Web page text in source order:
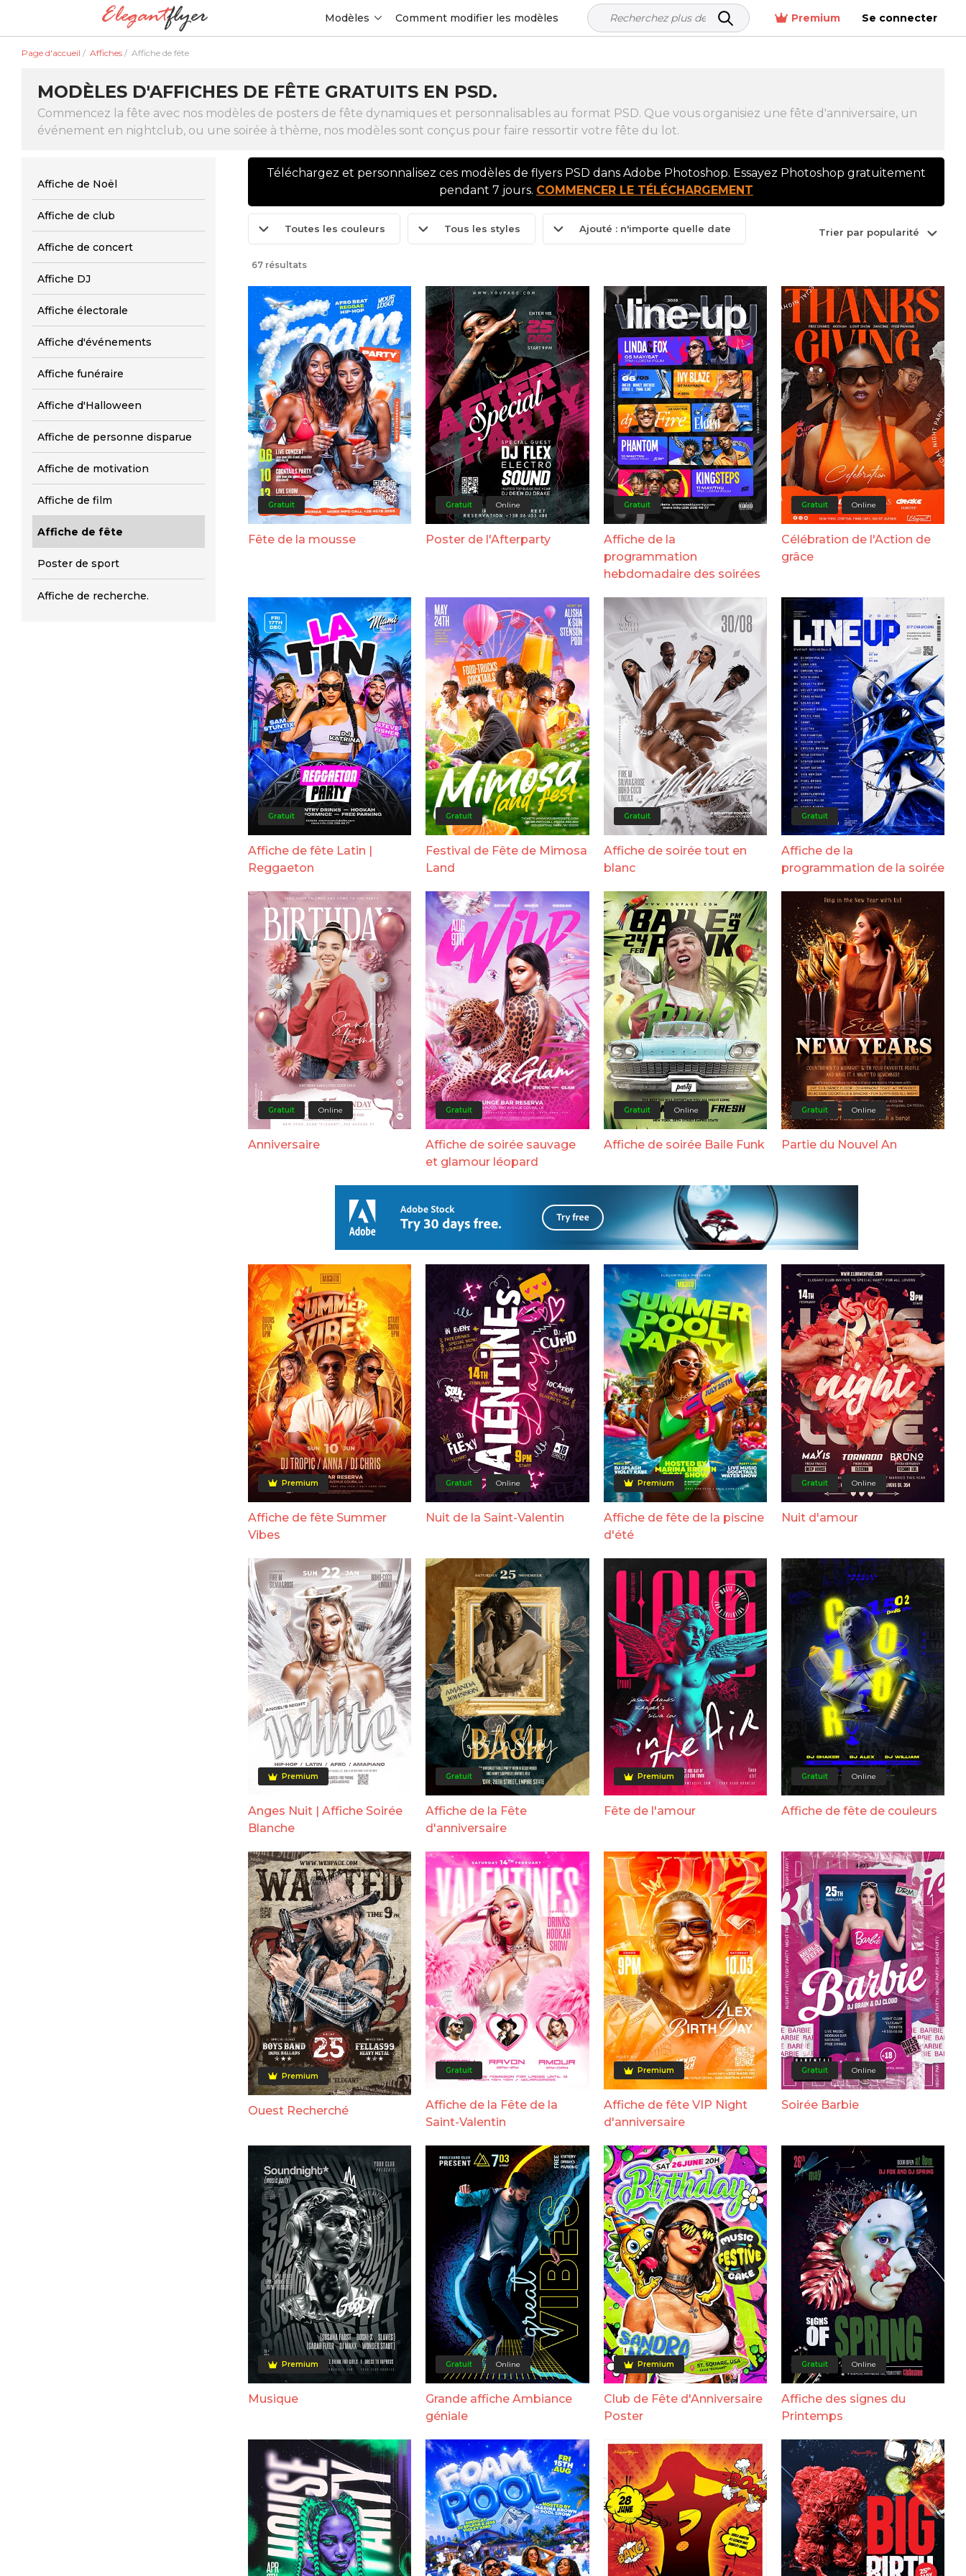
Modèles Comment modifier les modèles Premium Se connecter
Page d'accueil / Affiches / Affiche de fête
MODÈLES D'AFFICHES DE FÊTE GRATUITS EN PSD.
Commencez la fête avec nos modèles de posters de fête dynamiques et personnalisables au format PSD. Que vous organisiez une fête d'anniversaire, un
événement en nightclub, ou une soirée à thème, nos modèles sont conçus pour faire ressortir votre fête du lot.
Affiche de Noël
Affiche de club
Affiche de concert
Affiche DJ
Affiche électorale
Affiche d'événements
Affiche funéraire
Affiche d'Halloween
Affiche de personne disparue
Affiche de motivation
Affiche de film
Affiche de fête
Poster de sport
Affiche de recherche.
Téléchargez et personnalisez ces modèles de flyers PSD dans Adobe Photoshop. Essayez Photoshop gratuitement
pendant 7 jours. COMMENCER LE TÉLÉCHARGEMENT
Toutes les couleurs Tous les styles Ajouté : n'importe quelle date Trier par popularité
67 résultats
Gratuit
Fête de la mousse
Gratuit Online
Poster de l'Afterparty
Gratuit
Affiche de la
programmation
hebdomadaire des soirées
Gratuit Online
Célébration de l'Action de
grâce
Gratuit
Affiche de fête Latin |
Reggaeton
Gratuit
Festival de Fête de Mimosa
Land
Gratuit
Affiche de soirée tout en
blanc
Gratuit
Affiche de la
programmation de la soirée
Gratuit Online
Anniversaire
Gratuit
Affiche de soirée sauvage
et glamour léopard
Gratuit Online
Affiche de soirée Baile Funk
Gratuit Online
Partie du Nouvel An
Premium
Affiche de fête Summer
Vibes
Gratuit Online
Nuit de la Saint-Valentin
Premium
Affiche de fête de la piscine
d'été
Gratuit Online
Nuit d'amour
Premium
Anges Nuit | Affiche Soirée
Blanche
Gratuit
Affiche de la Fête
d'anniversaire
Premium
Fête de l'amour
Gratuit Online
Affiche de fête de couleurs
Premium
Ouest Recherché
Gratuit
Affiche de la Fête de la
Saint-Valentin
Premium
Affiche de fête VIP Night
d'anniversaire
Gratuit Online
Soirée Barbie
Premium
Musique
Gratuit Online
Grande affiche Ambiance
géniale
Premium
Club de Fête d'Anniversaire
Poster
Gratuit Online
Affiche des signes du
Printemps